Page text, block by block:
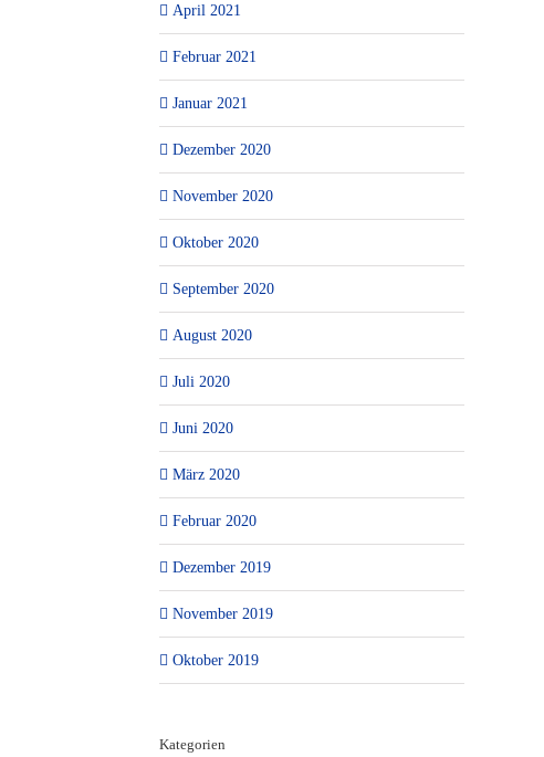
April 2021
Februar 2021
Januar 2021
Dezember 2020
November 2020
Oktober 2020
September 2020
August 2020
Juli 2020
Juni 2020
März 2020
Februar 2020
Dezember 2019
November 2019
Oktober 2019
Kategorien